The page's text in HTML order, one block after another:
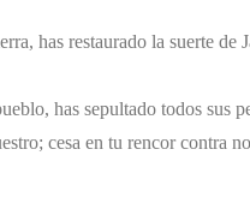
has restaurado la suerte
has sepultado todos sus
cesa en tu rencor contra